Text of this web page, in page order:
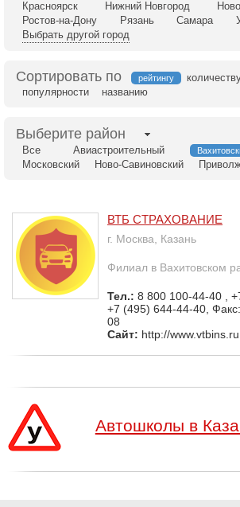
Красноярск
Нижний Новгород
Ростов-на-Дону
Рязань Самара
Выбрать другой город
Сортировать по рейтингу
популярности
названию
Выберите район
Все Авиастроительный
Московский
Ново-Савиновский
ВТБ СТРАХОВАНИЕ
г. Москва, Казань
Филиал в Вахитовском
Тел.: 8 800 100-44-40 ,
+7 (495) 644-44-40,
08
Сайт: http://www.vtbins.ru
Автошколы в